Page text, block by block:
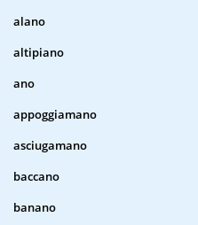
alano
altipiano
ano
appoggiamano
asciugamano
baccano
banano